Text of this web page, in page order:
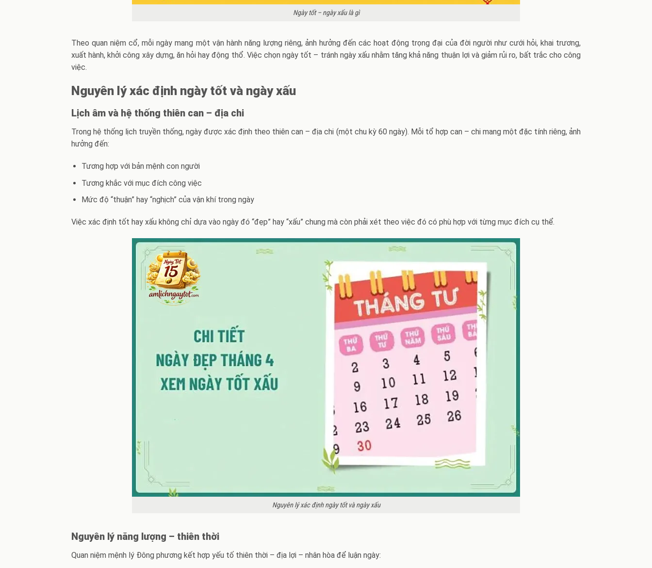
Ngày tốt – ngày xấu là gì
Theo quan niệm cổ, mỗi ngày mang một vận hành năng lượng riêng, ảnh hưởng đến các hoạt động trọng đại của đời người như cưới hỏi, khai trương,
xuất hành, khởi công xây dựng, ăn hỏi hay động thổ. Việc chọn ngày tốt – tránh ngày xấu nhằm tăng khả năng thuận lợi và giảm rủi ro, bất trắc cho công
việc.
Nguyên lý xác định ngày tốt và ngày xấu
Lịch âm và hệ thống thiên can – địa chi
Trong hệ thống lịch truyền thống, ngày được xác định theo thiên can – địa chi (một chu kỳ 60 ngày). Mỗi tổ hợp can – chi mang một đặc tính riêng, ảnh
hưởng đến:
Tương hợp với bản mệnh con người
Tương khắc với mục đích công việc
Mức độ “thuận” hay “nghịch” của vận khí trong ngày
Việc xác định tốt hay xấu không chỉ dựa vào ngày đó “đẹp” hay “xấu” chung mà còn phải xét theo việc đó có phù hợp với từng mục đích cụ thể.
Nguyên lý xác định ngày tốt và ngày xấu
Nguyên lý năng lượng – thiên thời
Quan niệm mệnh lý Đông phương kết hợp yếu tố thiên thời – địa lợi – nhân hòa để luận ngày: